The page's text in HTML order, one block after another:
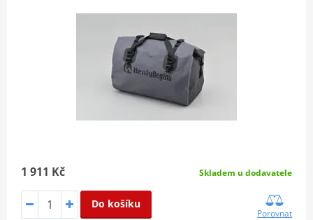
1 911 Kč Skladem u dodavatele
Do košíku
Porovnat